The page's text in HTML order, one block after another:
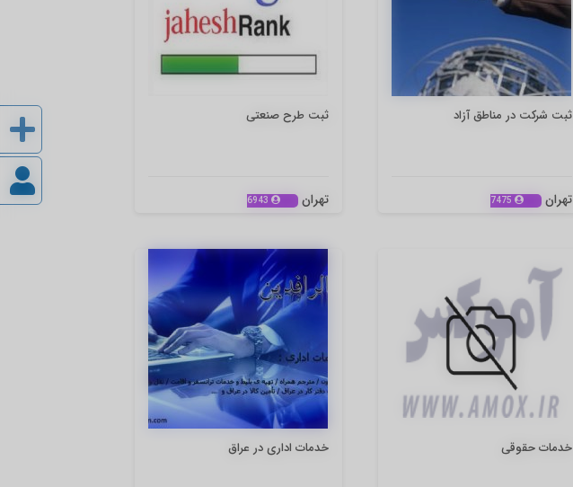
خدمات اداری در عراق خدمات حقوقی
ثبت طرح صنعتی
تهران
ثبت شرکت در مناطق آزاد
تهران